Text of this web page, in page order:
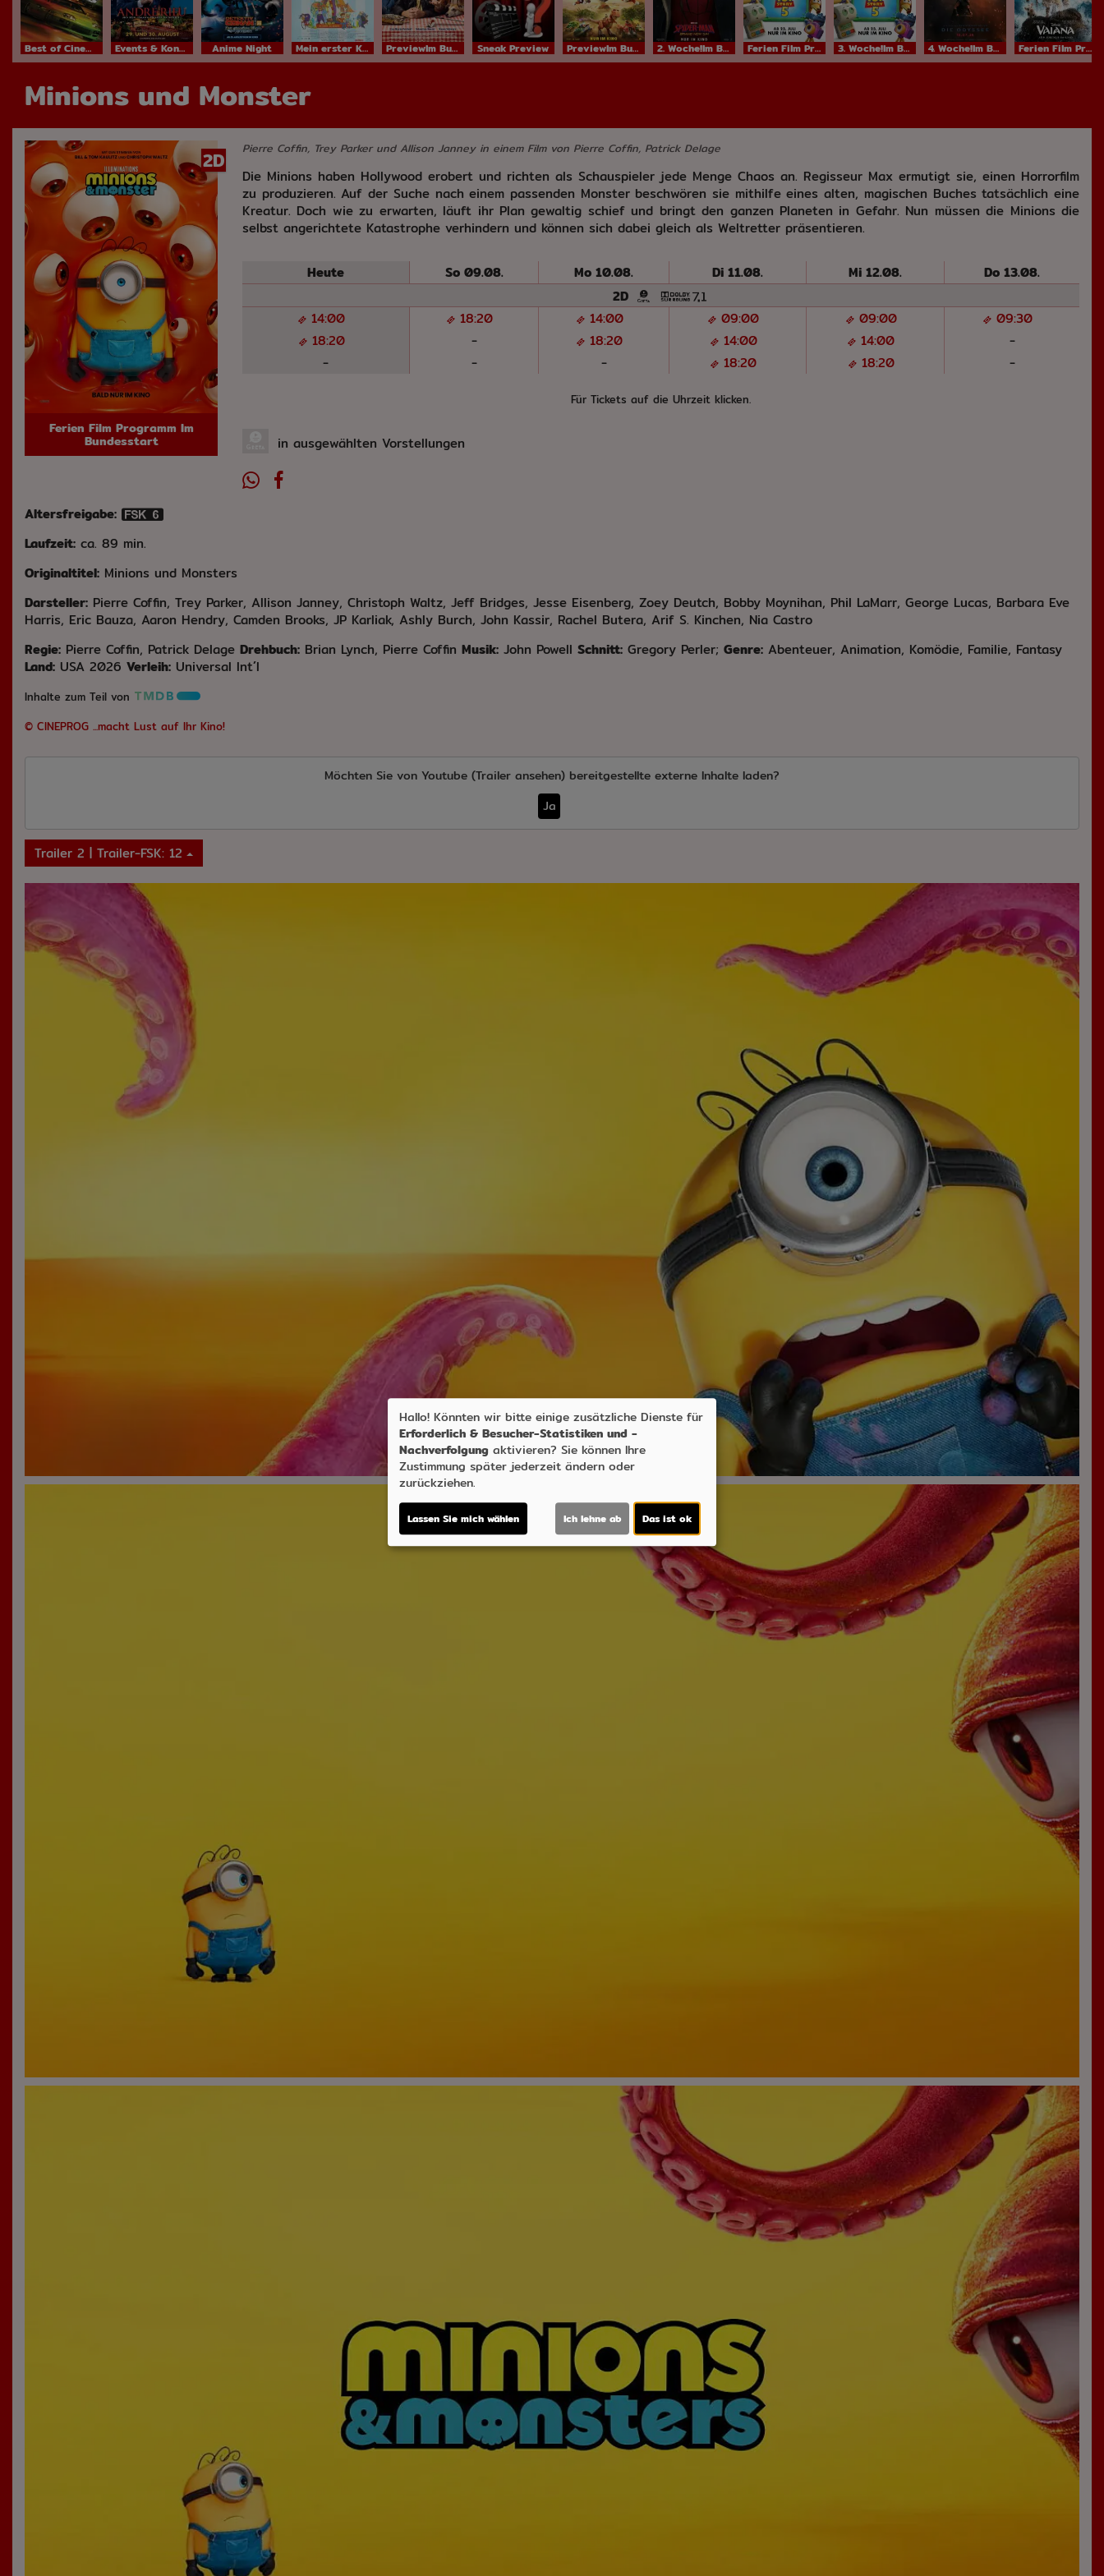
Best of Cinema Events & Konzerte Anime Night Mein erster Kinobesuch PreviewIm Bundesstart Sneak Preview PreviewIm Bundesstart 2. Woche!Im Bundesstart Ferien Film ProgrammIm Bundesstart 3. Woche!Im Bundesstart 4. Woche!Im Bundesstart Ferien Film ProgrammIm Bundesstart
Minions und Monster
2D
Ferien Film Programm Im
Bundesstart
Pierre Coffin, Trey Parker und Allison Janney in einem Film von Pierre Coffin, Patrick Delage
Die Minions haben Hollywood erobert und richten als Schauspieler jede Menge Chaos an. Regisseur Max ermutigt sie, einen Horrorfilm
zu produzieren. Auf der Suche nach einem passenden Monster beschwören sie mithilfe eines alten, magischen Buches tatsächlich eine
Kreatur. Doch wie zu erwarten, läuft ihr Plan gewaltig schief und bringt den ganzen Planeten in Gefahr. Nun müssen die Minions die
selbst angerichtete Katastrophe verhindern und können sich dabei gleich als Weltretter präsentieren.
Heute So 09.08. Mo 10.08. Di 11.08. Mi 12.08. Do 13.08.
14:00 18:20 14:00 09:00 09:00
09:30
18:20
- 18:20 14:00 14:00
-
-
- - 18:20 18:20 -
2D
Für Tickets auf die Uhrzeit klicken.
in ausgewählten Vorstellungen
Altersfreigabe:
Laufzeit: ca. 89 min.
Originaltitel: Minions und Monsters
Darsteller: Pierre Coffin, Trey Parker, Allison Janney, Christoph Waltz, Jeff Bridges, Jesse Eisenberg, Zoey Deutch, Bobby Moynihan, Phil LaMarr, George Lucas, Barbara Eve
Harris, Eric Bauza, Aaron Hendry, Camden Brooks, JP Karliak, Ashly Burch, John Kassir, Rachel Butera, Arif S. Kinchen, Nia Castro
Regie: Pierre Coffin, Patrick Delage Drehbuch: Brian Lynch, Pierre Coffin Musik: John Powell Schnitt: Gregory Perler; Genre: Abenteuer, Animation, Komödie, Familie, Fantasy
Land: USA 2026 Verleih: Universal Int´l
Inhalte zum Teil von
© CINEPROG ...macht Lust auf Ihr Kino!
Möchten Sie von Youtube (Trailer ansehen) bereitgestellte externe Inhalte laden?
Ja
Trailer 2 | Trailer-FSK: 12
Hallo! Könnten wir bitte einige zusätzliche Dienste für
Erforderlich & Besucher-Statistiken und -
Nachverfolgung aktivieren? Sie können Ihre
Zustimmung später jederzeit ändern oder
zurückziehen.
Lassen Sie mich wählen Ich lehne ab Das ist ok